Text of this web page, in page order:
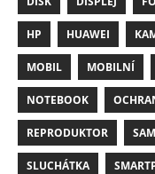
HP HUAWEI
MOBIL MOBILNÍ
NOTEBOOK
REPRODUKTOR
SLUCHÁTKA